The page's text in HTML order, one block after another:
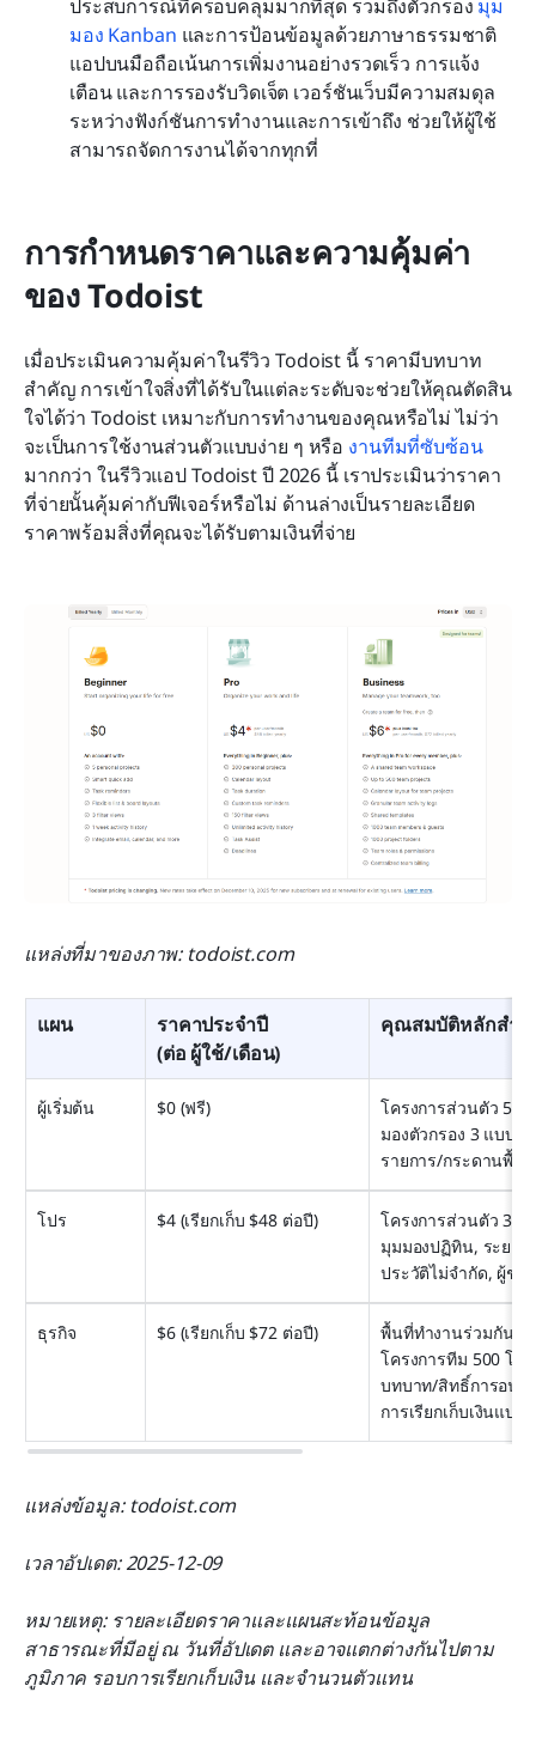
ประสบการณ์ที่ครอบคลุมมากที่สุด รวมถึงตัวกรอง มุม
มอง Kanban และการป้อนข้อมูลด้วยภาษาธรรมชาติ
แอปบนมือถือเน้นการเพิ่มงานอย่างรวดเร็ว การแจ้ง
เตือน และการรองรับวิดเจ็ต เวอร์ชันเว็บมีความสมดุล
ระหว่างฟังก์ชันการทำงานและการเข้าถึง ช่วยให้ผู้ใช้
สามารถจัดการงานได้จากทุกที่
การกำหนดราคาและความคุ้มค่า
ของ Todoist
เมื่อประเมินความคุ้มค่าในรีวิว Todoist นี้ ราคามีบทบาท
สำคัญ การเข้าใจสิ่งที่ได้รับในแต่ละระดับจะช่วยให้คุณตัดสิน
ใจได้ว่า Todoist เหมาะกับการทำงานของคุณหรือไม่ ไม่ว่า
จะเป็นการใช้งานส่วนตัวแบบง่าย ๆ หรือ งานทีมที่ซับซ้อน
มากกว่า ในรีวิวแอป Todoist ปี 2026 นี้ เราประเมินว่าราคา
ที่จ่ายนั้นคุ้มค่ากับฟีเจอร์หรือไม่ ด้านล่างเป็นรายละเอียด
ราคาพร้อมสิ่งที่คุณจะได้รับตามเงินที่จ่าย
แหล่งที่มาของภาพ: todoist.com
แผน
ราคาประจำปี
(ต่อ ผู้ใช้/เดือน)
คุณสมบัติหลักสำห
ผู้เริ่มต้น $0 (ฟรี)
โครงการส่วนตัว 5 โ
มองตัวกรอง 3 แบบ,
รายการ/กระดานพื้น
โปร $4 (เรียกเก็บ $48 ต่อปี)
โครงการส่วนตัว 300
มุมมองปฏิทิน, ระยะเ
ประวัติไม่จำกัด, ผู้ช่ว
ธุรกิจ $6 (เรียกเก็บ $72 ต่อปี)
พื้นที่ทำงานร่วมกันข
โครงการทีม 500 โค
บทบาท/สิทธิ์การอนุ
การเรียกเก็บเงินแบ
แหล่งข้อมูล: todoist.com
เวลาอัปเดต: 2025-12-09
หมายเหตุ: รายละเอียดราคาและแผนสะท้อนข้อมูล
สาธารณะที่มีอยู่ ณ วันที่อัปเดต และอาจแตกต่างกันไปตาม
ภูมิภาค รอบการเรียกเก็บเงิน และจำนวนตัวแทน